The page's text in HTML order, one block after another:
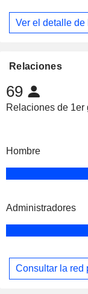
Ver el detalle
Relaciones
69
Relaciones de 1er
Hombre
Administradores
Consultar la red